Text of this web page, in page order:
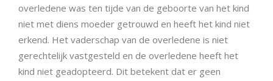
overledene was ten tijde van de geboorte van het kind
niet met diens moeder getrouwd en heeft het kind niet
erkend. Het vaderschap van de overledene is niet
gerechtelijk vastgesteld en de overledene heeft het
kind niet geadopteerd. Dit betekent dat er geen